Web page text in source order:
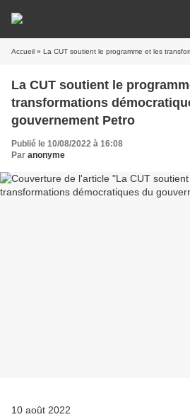
Accueil » La CUT soutient le programme et les
La CUT soutient le
transformations
gouvernement Petro
Publié le 10/08/2022 à 16:08
Par anonyme
10 août 2022